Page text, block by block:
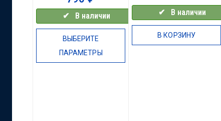
✔⠀В наличии
ВЫБЕРИТЕ
ПАРАМЕТРЫ
✔⠀В наличии
В КОРЗИНУ